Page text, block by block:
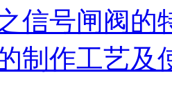
信号闸阀的
制作工艺及